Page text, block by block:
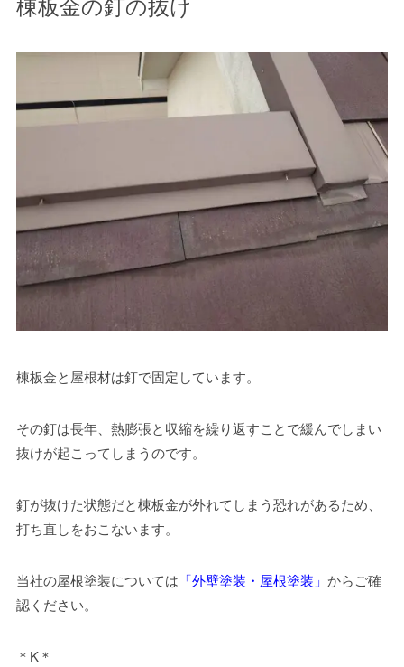
棟板金と屋根材は釘で固定しています。
その釘は長年、熱膨張と収縮を繰り返すことで緩んでしまい
抜けが起こってしまうのです。
釘が抜けた状態だと棟板金が外れてしまう恐れがあるため、
打ち直しをおこないます。
当社の屋根塗装については 「外壁塗装・屋根塗装」 からご確
認ください。
＊K＊